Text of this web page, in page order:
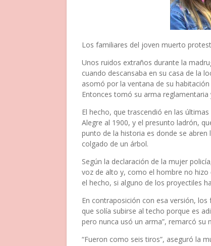
Los familiares del joven muerto
Unos ruidos extraños durante la
cuando descansaba en su casa de la
asomó por la ventana de su
Entonces tomó su arma
El hecho, que trascendió en las
Alegre al 1900, y el presunto ladrón,
punto de la historia es donde se
colgado de un árbol.
Según la declaración de la mujer
voz de alto y, como el hombre no
el hecho, si alguno de los proyectiles
En contraposición con esa versión,
que solía subirse al techo porque es
pero nunca usó un arma”, remarcó su
“Fueron como seis tiros”, aseguró la